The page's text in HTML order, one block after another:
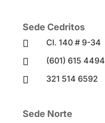
Sede Cedritos
 Cl. 140 # 9-34
 (601) 615 4494
 321 514 6592
Sede Norte